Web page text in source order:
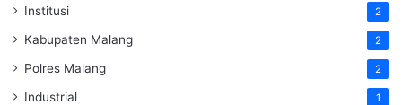
Institusi 2
Kabupaten Malang 2
Polres Malang 2
Industrial 1